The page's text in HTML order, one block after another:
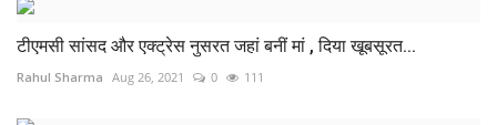
टीएमसी सांसद और एक्ट्रेस नुसरत जहां बनीं मां , दिया खूबसूरत...
Rahul Sharma Aug 26, 2021 0 111